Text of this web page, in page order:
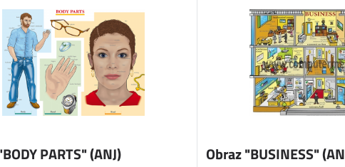
PARTS" (ANJ) Obraz "BUSINESS"